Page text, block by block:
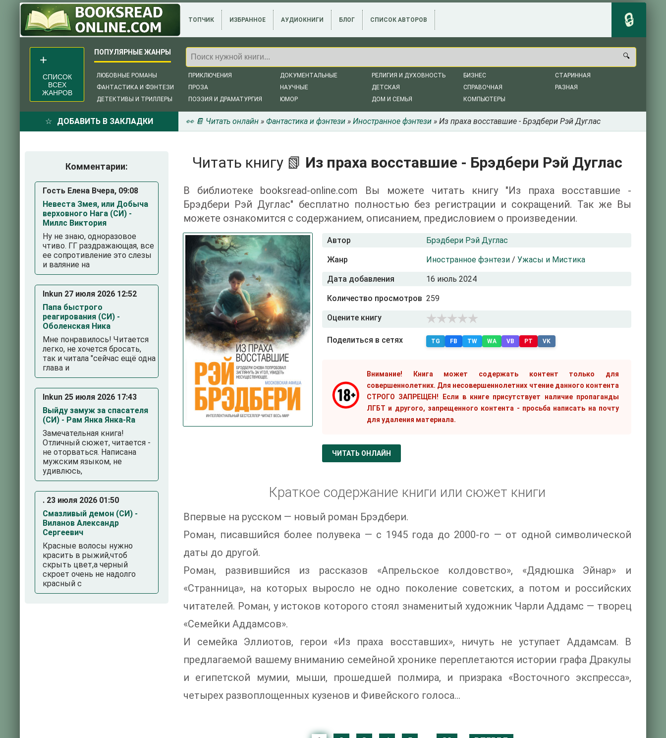
ТОПЧИК ИЗБРАННОЕ АУДИОКНИГИ БЛОГ СПИСОК АВТОРОВ
ЛЮБОВНЫЕ РОМАНЫ
ФАНТАСТИКА И ФЭНТЕЗИ
ДЕТЕКТИВЫ И ТРИЛЛЕРЫ
ПРИКЛЮЧЕНИЯ
ПРОЗА
ПОЭЗИЯ И ДРАМАТУРГИЯ
ДОКУМЕНТАЛЬНЫЕ
НАУЧНЫЕ
ЮМОР
РЕЛИГИЯ И ДУХОВНОСТЬ
ДЕТСКАЯ
ДОМ И СЕМЬЯ
БИЗНЕС
СПРАВОЧНАЯ
КОМПЬЮТЕРЫ
СТАРИННАЯ
РАЗНАЯ
СПИСОК
ВСЕХ
ЖАНРОВ
ДОБАВИТЬ В ЗАКЛАДКИ 👀 📔 Читать онлайн » Фантастика и фэнтези » Иностранное фэнтези » Из праха восставшие - Брэдбери Рэй Дуглас
Читать книгу 📗 Из праха восставшие - Брэдбери Рэй Дуглас
В библиотеке booksread-online.com Вы можете читать книгу "Из праха восставшие -
Брэдбери Рэй Дуглас" бесплатно полностью без регистрации и сокращений. Так же Вы
можете ознакомится с содержанием, описанием, предисловием о произведении.
Автор Брэдбери Рэй Дуглас
Жанр Иностранное фэнтези / Ужасы и Мистика
Дата добавления 16 июль 2024
Количество просмотров 259
Оцените книгу
Поделиться в сетях TG FB TW WA VB PT VK
Внимание! Книга может содержать контент только для
совершеннолетних. Для несовершеннолетних чтение данного контента
СТРОГО ЗАПРЕЩЕН! Если в книге присутствует наличие пропаганды
ЛГБТ и другого, запрещенного контента - просьба написать на почту
для удаления материала.
ЧИТАТЬ ОНЛАЙН
Краткое содержание книги или сюжет книги
Впервые на русском — новый роман Брэдбери.
Роман, писавшийся более полувека — с 1945 года до 2000-го — от одной символической
даты до другой.
Роман, развившийся из рассказов «Апрельское колдовство», «Дядюшка Эйнар» и
«Странница», на которых выросло не одно поколение советских, а потом и российских
читателей. Роман, у истоков которого стоял знаменитый художник Чарли Аддамс — творец
«Семейки Аддамсов».
И семейка Эллиотов, герои «Из праха восставших», ничуть не уступает Аддамсам. В
предлагаемой вашему вниманию семейной хронике переплетаются истории графа Дракулы
и египетской мумии, мыши, прошедшей полмира, и призрака «Восточного экспресса»,
четырех развоплощенных кузенов и Фивейского голоса…
Комментарии:
Гость Елена Вчера, 09:08
Невеста Змея, или Добыча
верховного Нага (СИ) -
Миллс Виктория
Ну не знаю, одноразовое
чтиво. ГГ раздражающая, все
ее сопротивление это слезы
и валяние на
Inkun 27 июля 2026 12:52
Папа быстрого
реагирования (СИ) -
Оболенская Ника
Мне понравилось! Читается
легко, не хочется бросать,
так и читала "сейчас ещё одна
глава и
Inkun 25 июля 2026 17:43
Выйду замуж за спасателя
(СИ) - Рам Янка Янка-Ra
Замечательная книга!
Отличный сюжет, читается -
не оторваться. Написана
мужским языком, не
удивлюсь,
. 23 июля 2026 01:50
Смазливый демон (СИ) -
Виланов Александр
Сергеевич
Красные волосы нужно
красить в рыжий,чтоб
скрыть цвет,а черный
скроет очень не надолго
красный с